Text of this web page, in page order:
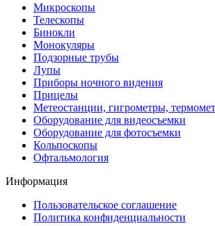
Микроскопы
Телескопы
Бинокли
Монокуляры
Подзорные трубы
Лупы
Приборы ночного видения
Прицелы
Метеостанции, гигрометры,
Оборудование для видеосъемки
Оборудование для фотосъемки
Кольпоскопы
Офтальмология
Информация
Пользовательское соглашение
Политика конфиденциальности